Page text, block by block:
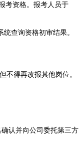
考资格。报考人员于
查询资格初审结果。
得再改报其他岗位。
认并向公司委托第三方